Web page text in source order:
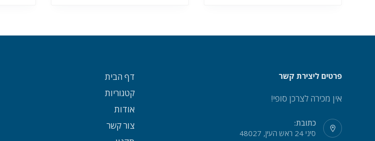
פרטים ליצירת קשר
אין מכירה לצרכן סופי!
כתובת:
סיני 24 ראש העין, 48027
דף הבית
קטגוריות
אודות
צור קשר